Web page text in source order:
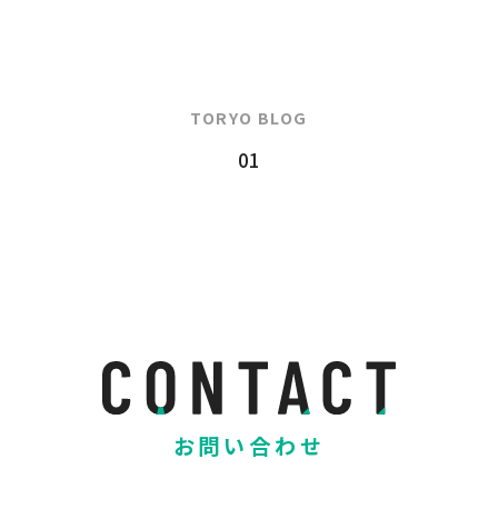
TORYO BLOG
01
お問い合わせ